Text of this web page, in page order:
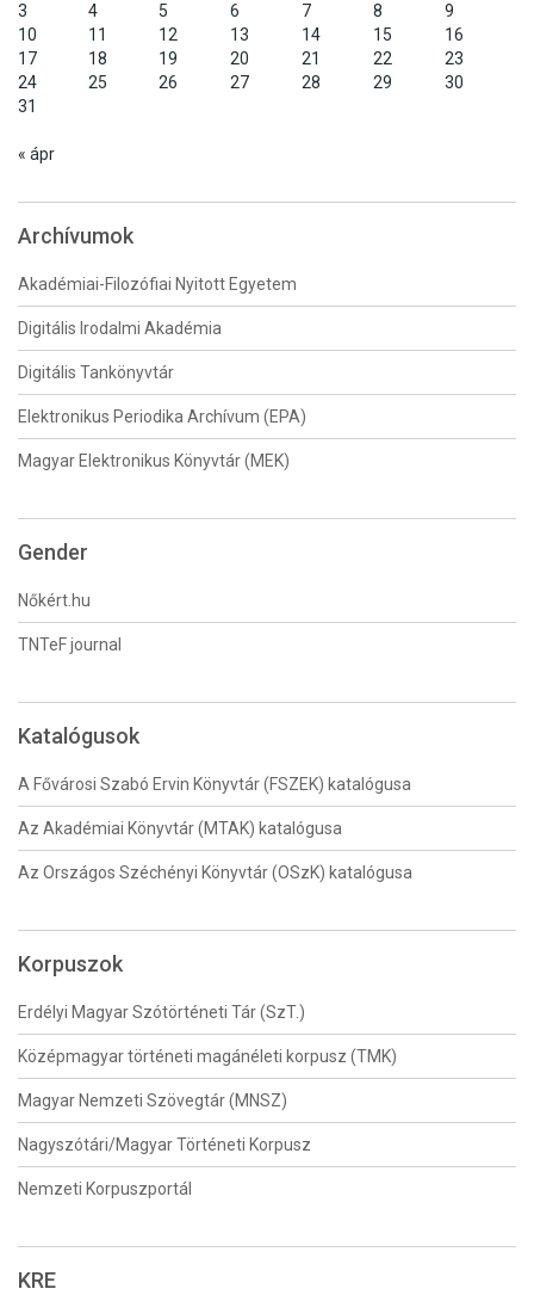
3
4 5 6 7 8
9
10
11 12 13 14 15
16
17
18 19 20 21 22
23
24
25 26 27 28 29
30
31
« ápr
Archívumok
Akadémiai-Filozófiai Nyitott Egyetem
Digitális Irodalmi Akadémia
Digitális Tankönyvtár
Elektronikus Periodika Archívum (EPA)
Magyar Elektronikus Könyvtár (MEK)
Gender
Nőkért.hu
TNTeF journal
Katalógusok
A Fővárosi Szabó Ervin Könyvtár (FSZEK) katalógusa
Az Akadémiai Könyvtár (MTAK) katalógusa
Az Országos Széchényi Könyvtár (OSzK) katalógusa
Korpuszok
Erdélyi Magyar Szótörténeti Tár (SzT.)
Középmagyar történeti magánéleti korpusz (TMK)
Magyar Nemzeti Szövegtár (MNSZ)
Nagyszótári/Magyar Történeti Korpusz
Nemzeti Korpuszportál
KRE